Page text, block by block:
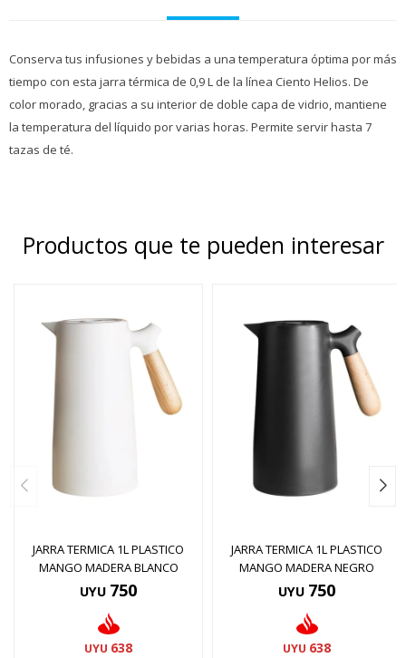
Conserva tus infusiones y bebidas a una temperatura óptima por más
tiempo con esta jarra térmica de 0,9 L de la línea Ciento Helios. De
color morado, gracias a su interior de doble capa de vidrio, mantiene
la temperatura del líquido por varias horas. Permite servir hasta 7
tazas de té.
Productos que te pueden interesar
JARRA TERMICA 1L PLASTICO
MANGO MADERA BLANCO
UYU 750
UYU 638
JARRA TERMICA 1L PLASTICO
MANGO MADERA NEGRO
UYU 750
UYU 638